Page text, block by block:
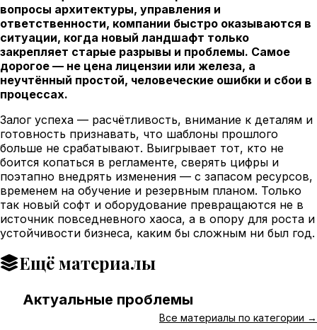
вопросы архитектуры, управления и
ответственности, компании быстро оказываются в
ситуации, когда новый ландшафт только
закрепляет старые разрывы и проблемы. Самое
дорогое — не цена лицензии или железа, а
неучтённый простой, человеческие ошибки и сбои в
процессах.
Залог успеха — расчётливость, внимание к деталям и
готовность признавать, что шаблоны прошлого
больше не срабатывают. Выигрывает тот, кто не
боится копаться в регламенте, сверять цифры и
поэтапно внедрять изменения — с запасом ресурсов,
временем на обучение и резервным планом. Только
так новый софт и оборудование превращаются не в
источник повседневного хаоса, а в опору для роста и
устойчивости бизнеса, каким бы сложным ни был год.
Ещё материалы
Актуальные проблемы
Все материалы по категории →